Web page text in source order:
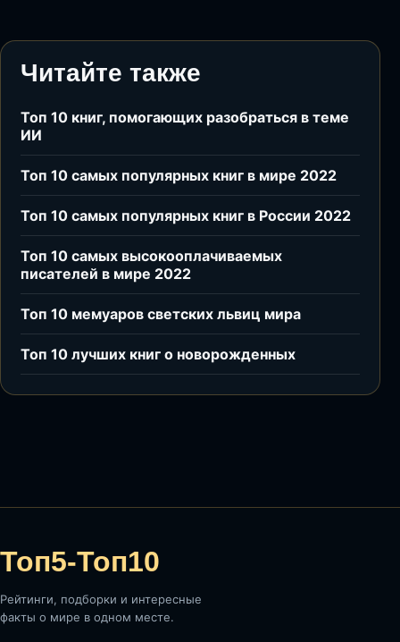
Читайте также
Топ 10 книг, помогающих разобраться в теме
ИИ
Топ 10 самых популярных книг в мире 2022
Топ 10 самых популярных книг в России 2022
Топ 10 самых высокооплачиваемых
писателей в мире 2022
Топ 10 мемуаров светских львиц мира
Топ 10 лучших книг о новорожденных
Топ5-Топ10
Рейтинги, подборки и интересные
факты о мире в одном месте.